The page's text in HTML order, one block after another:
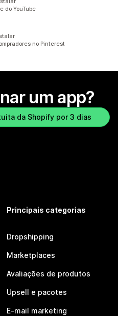
do YouTube
no Pinterest
um app?
da Shopify por 3 dias
Principais categorias
Dropshipping
Marketplaces
Avaliações de produtos
Upsell e pacotes
E-mail marketing